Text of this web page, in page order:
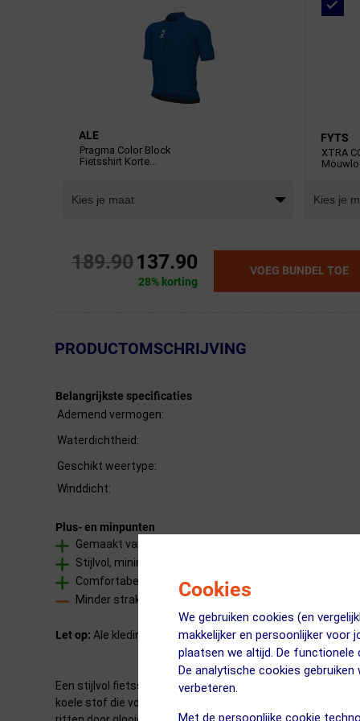
Cookies
We gebruiken cookies (en
makkelijker en persoonlijker voor
plaatsen we altijd. De
De analytische cookies
verbeteren.
Met de persoonlijke cookie
ALE
Pragma Color Block
Fietsshirt Korte...
Kies je maat
FYTS
XTRA
Kies je
189.90137.90
28% korting
VOEG BUNDEL TOE
← Terug naar productnavigatie
PRODUCTOMSCHRIJVING
Belangrijkste specificaties
Ademend vermogen:
Waterdichtheid:
Geschikt weertype:
Winddicht:
Plus- en minpunten
Gemaakt van zachte, koele en ademende gerecyclede
Stijlvol, minimalistisch ontwerp met kleurblokken
Comfortabele pasvorm, ideaal voor lange ritten
Minder strakke 'racing fit' dan de PR-E/R-EV1 lijnen
Let op: Ale kleding heeft een Italiaanse pasvorm. Bestel
Een stijlvol fietsshirt met korte mouwen en een
koele stof die voor 89% uit gerecycled polyester bestaat